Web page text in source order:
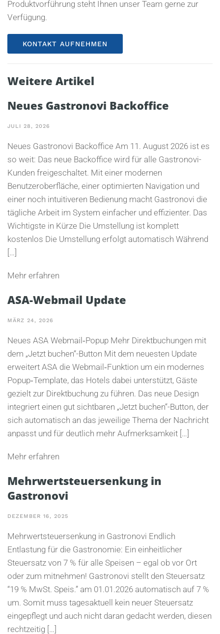
Produktvorführung steht Ihnen unser Team gerne zur
Verfügung.
KONTAKT AUFNEHMEN
Weitere Artikel
Neues Gastronovi Backoffice
JULI 28, 2026
Neues Gastronovi Backoffice Am 11. August 2026 ist es
so weit: Das neue Backoffice wird für alle Gastronovi-
Kunden freigeschaltet. Mit einer modernen
Benutzeroberfläche, einer optimierten Navigation und
einer noch intuitiveren Bedienung macht Gastronovi die
tägliche Arbeit im System einfacher und effizienter. Das
Wichtigste in Kürze Die Umstellung ist komplett
kostenlos Die Umstellung erfolgt automatisch Während
[…]
Mehr erfahren
ASA-Webmail Update
MÄRZ 24, 2026
Neues ASA Webmail‑Popup Mehr Direktbuchungen mit
dem „Jetzt buchen“-Button Mit dem neuesten Update
erweitert ASA die Webmail‑Funktion um ein modernes
Popup‑Template, das Hotels dabei unterstützt, Gäste
gezielt zur Direktbuchung zu führen. Das neue Design
integriert einen gut sichtbaren „Jetzt buchen“-Button, der
sich automatisch an das jeweilige Thema der Nachricht
anpasst und für deutlich mehr Aufmerksamkeit […]
Mehr erfahren
Mehrwertsteuersenkung in
Gastronovi
DEZEMBER 16, 2025
Mehrwertsteuersenkung in Gastronovi Endlich
Entlastung für die Gastronomie: Ein einheitlicher
Steuersatz von 7 % für alle Speisen – egal ob vor Ort
oder zum mitnehmen! Gastronovi stellt den Steuersatz
“19 % MwSt. Speis.” am 01.01.2026 automatisch auf 7 %
um. Somit muss tagesaktuell kein neuer Steuersatz
eingepflegt und auch nicht daran gedacht werden, diesen
rechtzeitig […]